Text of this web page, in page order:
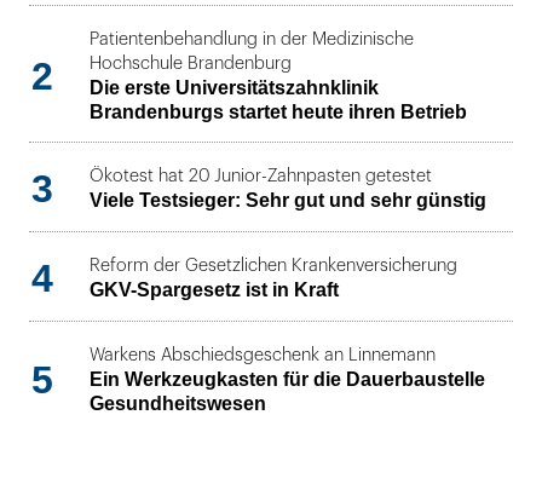
2
Patientenbehandlung in der Medizinische
Hochschule Brandenburg
Die erste Universitätszahnklinik
Brandenburgs startet heute ihren Betrieb
3 Ökotest hat 20 Junior-Zahnpasten getestet
Viele Testsieger: Sehr gut und sehr günstig
4 Reform der Gesetzlichen Krankenversicherung
GKV-Spargesetz ist in Kraft
5
Warkens Abschiedsgeschenk an Linnemann
Ein Werkzeugkasten für die Dauerbaustelle
Gesundheitswesen